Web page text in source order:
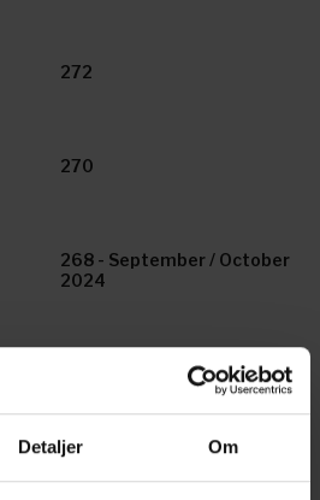
Detaljer Om
272
270
268 - September / October
2024
266 - May / June 2024
2024